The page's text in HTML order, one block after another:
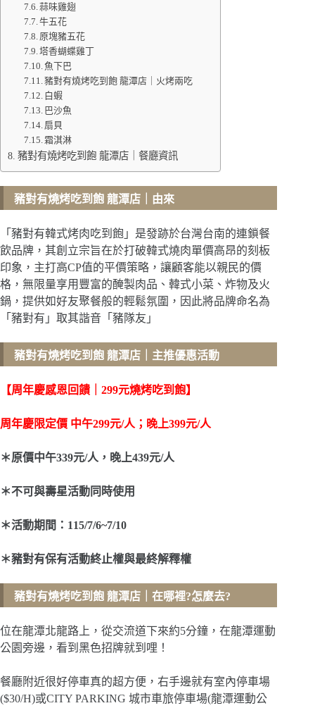
蒜味雞翅
牛五花
原塊豬五花
塔香蝴蝶雞丁
魚下巴
豬對有燒烤吃到飽 龍潭店｜火烤兩吃
白蝦
巴沙魚
扇貝
霜淇淋
豬對有燒烤吃到飽 龍潭店｜餐廳資訊
豬對有燒烤吃到飽 龍潭店 ｜由來
「豬對有韓式烤肉吃到飽」是發跡於台灣台南的連鎖餐
飲品牌，其創立宗旨在於打破韓式燒肉單價高昂的刻板
印象，主打高CP值的平價策略，讓顧客能以親民的價
格，無限量享用豐富的醃製肉品、韓式小菜、炸物及火
鍋，提供如好友聚餐般的輕鬆氛圍，因此將品牌命名為
「豬對有」取其諧音「豬隊友」
豬對有燒烤吃到飽 龍潭店 ｜主推優惠活動
【周年慶感恩回饋｜299元燒烤吃到飽】
周年慶限定價 中午299元/人；晚上399元/人
＊原價中午339元/人，晚上439元/人
＊不可與壽星活動同時使用
＊活動期間：115/7/6~7/10
＊豬對有保有活動終止權與最終解釋權
豬對有燒烤吃到飽 龍潭店 ｜在哪裡?怎麼去?
位在龍潭北龍路上，從交流道下來約5分鐘，在龍潭運動
公園旁邊，看到黑色招牌就到哩！
餐廳附近很好停車真的超方便，右手邊就有室內停車場
($30/H)或CITY PARKING 城市車旅停車場(龍潭運動公